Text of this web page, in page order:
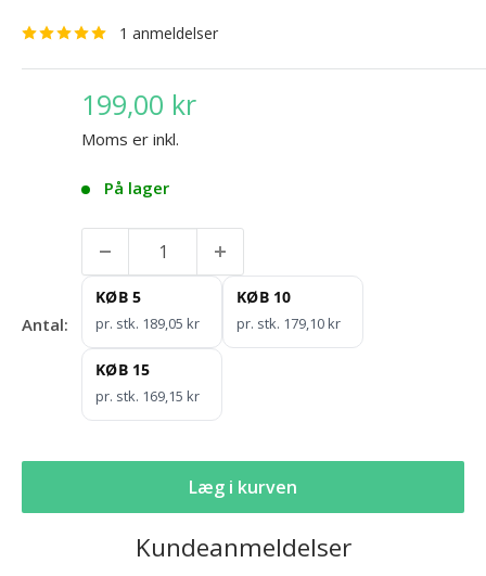
1 anmeldelser
199,00 kr
Moms er inkl.
På lager
Antal:
KØB 5
pr. stk. 189,05 kr
KØB 10
pr. stk. 179,10 kr
KØB 15
pr. stk. 169,15 kr
Læg i kurven
Kundeanmeldelser